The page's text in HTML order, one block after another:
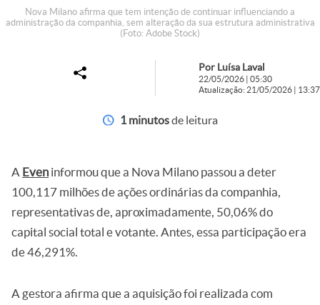
Nova Milano afirma que tem intenção de continuar influenciando a
administração da companhia, sem alteração da sua estrutura administrativa
(Foto: Adobe Stock)
Por Luísa Laval
22/05/2026 | 05:30
Atualização: 21/05/2026 | 13:37
1 minutosde leitura
A Even informou que a Nova Milano passou a deter
100,117 milhões de ações ordinárias da companhia,
representativas de, aproximadamente, 50,06% do
capital social total e votante. Antes, essa participação era
de 46,291%.
A gestora afirma que a aquisição foi realizada com